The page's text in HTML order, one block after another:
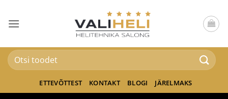
content
Otsi:
ETTEVÕTTEST KONTAKT BLOGI JÄRELMAKS